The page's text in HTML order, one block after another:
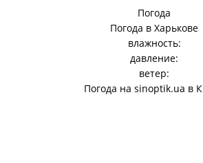
Погода
Погода в Харькове
влажность:
давление:
ветер:
Погода на sinoptik.ua в